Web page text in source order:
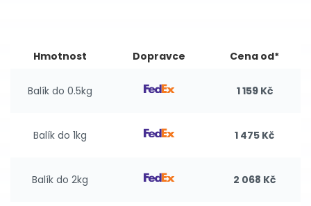
Hmotnost Dopravce Cena od*
Balík do 0.5kg 1 159 Kč
Balík do 1kg 1 475 Kč
Balík do 2kg 2 068 Kč